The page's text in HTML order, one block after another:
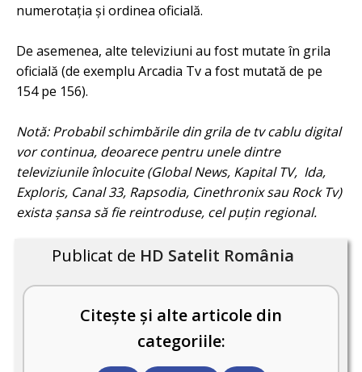
numerotația și ordinea oficială.
De asemenea, alte televiziuni au fost mutate în grila
oficială (de exemplu Arcadia Tv a fost mutată de pe
154 pe 156).
Notă: Probabil schimbările din grila de tv cablu digital
vor continua, deoarece pentru unele dintre
televiziunile înlocuite (Global News, Kapital TV, Ida,
Exploris, Canal 33, Rapsodia, Cinethronix sau Rock Tv)
exista șansa să fie reintroduse, cel puțin regional.
Publicat de HD Satelit România
Citește și alte articole din
categoriile: